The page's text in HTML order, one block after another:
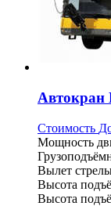
Автокран
Стоимость
Мощность
Вылет
Высота
Высота